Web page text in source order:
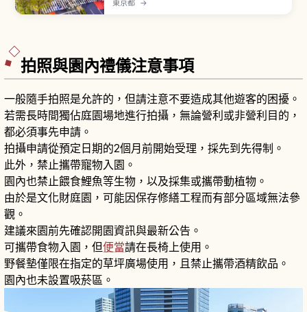
PARK 等地標聞名。文章介紹澀谷車站周邊的主要
東京都 →
拍照與園內禮儀注意事項
一般隨手拍照是允許的，但請注意不要造成其他遊客的困擾。
若需長時間獨佔庭園場地進行拍攝，無論營利或非營利目的，
都必須事先申請。
拍攝申請從預定日期的2個月前開始受理，採先到先得制。
此外，禁止攜帶寵物入園。
園內也禁止餵食鯉魚等生物，以及採集或攜帶動植物。
由於是文化財庭園，可能因保存修繕工程而有部分區域無法參
觀。
建議來園前先確認開園資訊與最新公告。
可攜帶食物入園，但便當請在長椅上使用。
野餐墊僅限在指定的草坪廣場使用，且禁止攜帶酒精飲品。
園內也未設置吸菸區。